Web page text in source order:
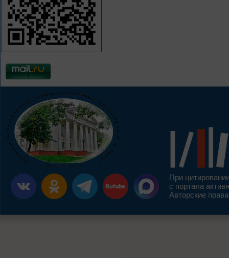
При
с портала
Авторские